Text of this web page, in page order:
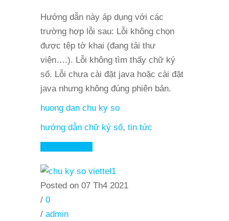
Hướng dẫn này áp dụng với các
trường hợp lỗi sau: Lỗi không chọn
được tệp tờ khai (đang tải thư
viện….). Lỗi không tìm thấy chữ ký
số. Lỗi chưa cài đặt java hoặc cài đặt
java nhưng không đúng phiên bản.
huong dan chu ky so
hướng dẫn chữ ký số, tin tức
Posted on 07 Th4 2021
/ 0
/ admin